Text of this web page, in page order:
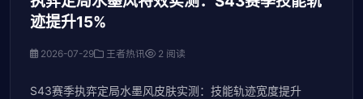
迹提升15%
2026-07-29 王者热讯 2 阅读
S43赛季执弈定局水墨风皮肤实测：技能轨迹宽度提升